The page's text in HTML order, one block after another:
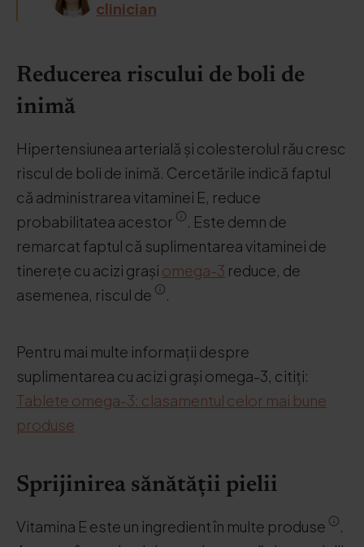
clinician
Reducerea riscului de boli de
inimă
Hipertensiunea arterială și colesterolul rău cresc
riscul de boli de inimă. Cercetările indică faptul
că administrarea vitaminei E, reduce
probabilitatea acestor
. Este demn de
remarcat faptul că suplimentarea vitaminei de
tinerețe cu acizi grași omega-3 reduce, de
asemenea, riscul de
.
Pentru mai multe informații despre
suplimentarea cu acizi grași omega-3, citiți:
Tablete omega-3: clasamentul celor mai bune
produse
Sprijinirea sănătății pielii
Vitamina E este un ingredient în multe produse
.